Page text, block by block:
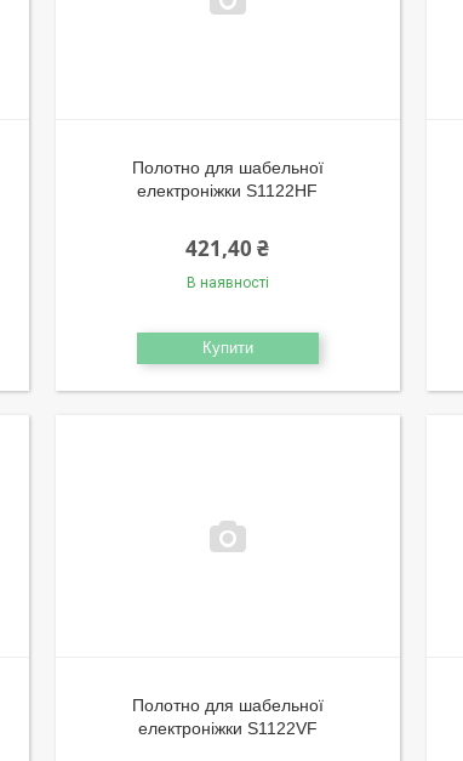
Полотно для шабельної
електроніжки S1122HF
421,40 ₴
В наявності
Купити
Полотно для шабельної
електроніжки S1122VF